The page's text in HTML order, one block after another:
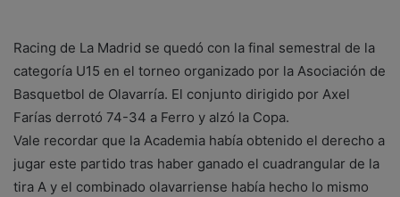
Racing de La Madrid se quedó con la final semestral de la
categoría U15 en el torneo organizado por la Asociación de
Basquetbol de Olavarría. El conjunto dirigido por Axel
Farías derrotó 74-34 a Ferro y alzó la Copa.
Vale recordar que la Academia había obtenido el derecho a
jugar este partido tras haber ganado el cuadrangular de la
tira A y el combinado olavarriense había hecho lo mismo